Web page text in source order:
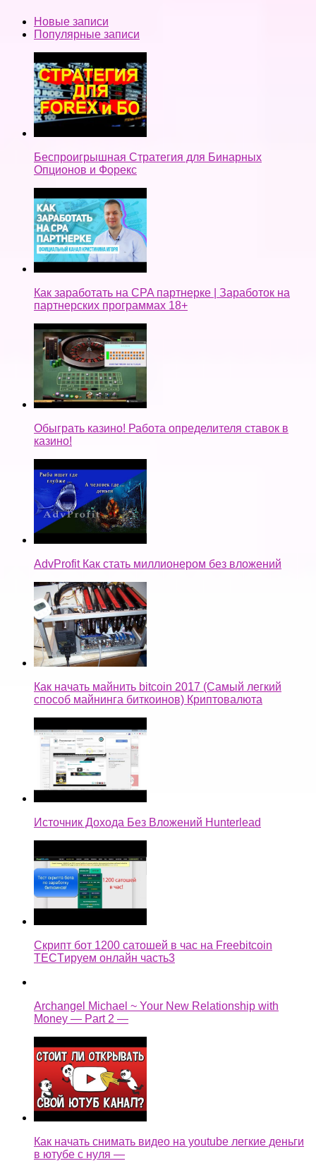
Новые записи
Популярные записи
Беспроигрышная Стратегия для Бинарных
Опционов и Форекс
Как заработать на CPA партнерке | Заработок на
партнерских программах 18+
Обыграть казино! Работа определителя ставок в
казино!
AdvProfit Как стать миллионером без вложений
Как начать майнить bitcoin 2017 (Самый легкий
способ майнинга биткоинов) Криптовалюта
Источник Дохода Без Вложений Hunterlead
Скрипт бот 1200 сатошей в час на Freebitcoin
TECTируем онлайн часть3
Archangel Michael ~ Your New Relationship with
Money — Part 2 —
Как начать снимать видео на youtube легкие деньги
в ютубе с нуля —